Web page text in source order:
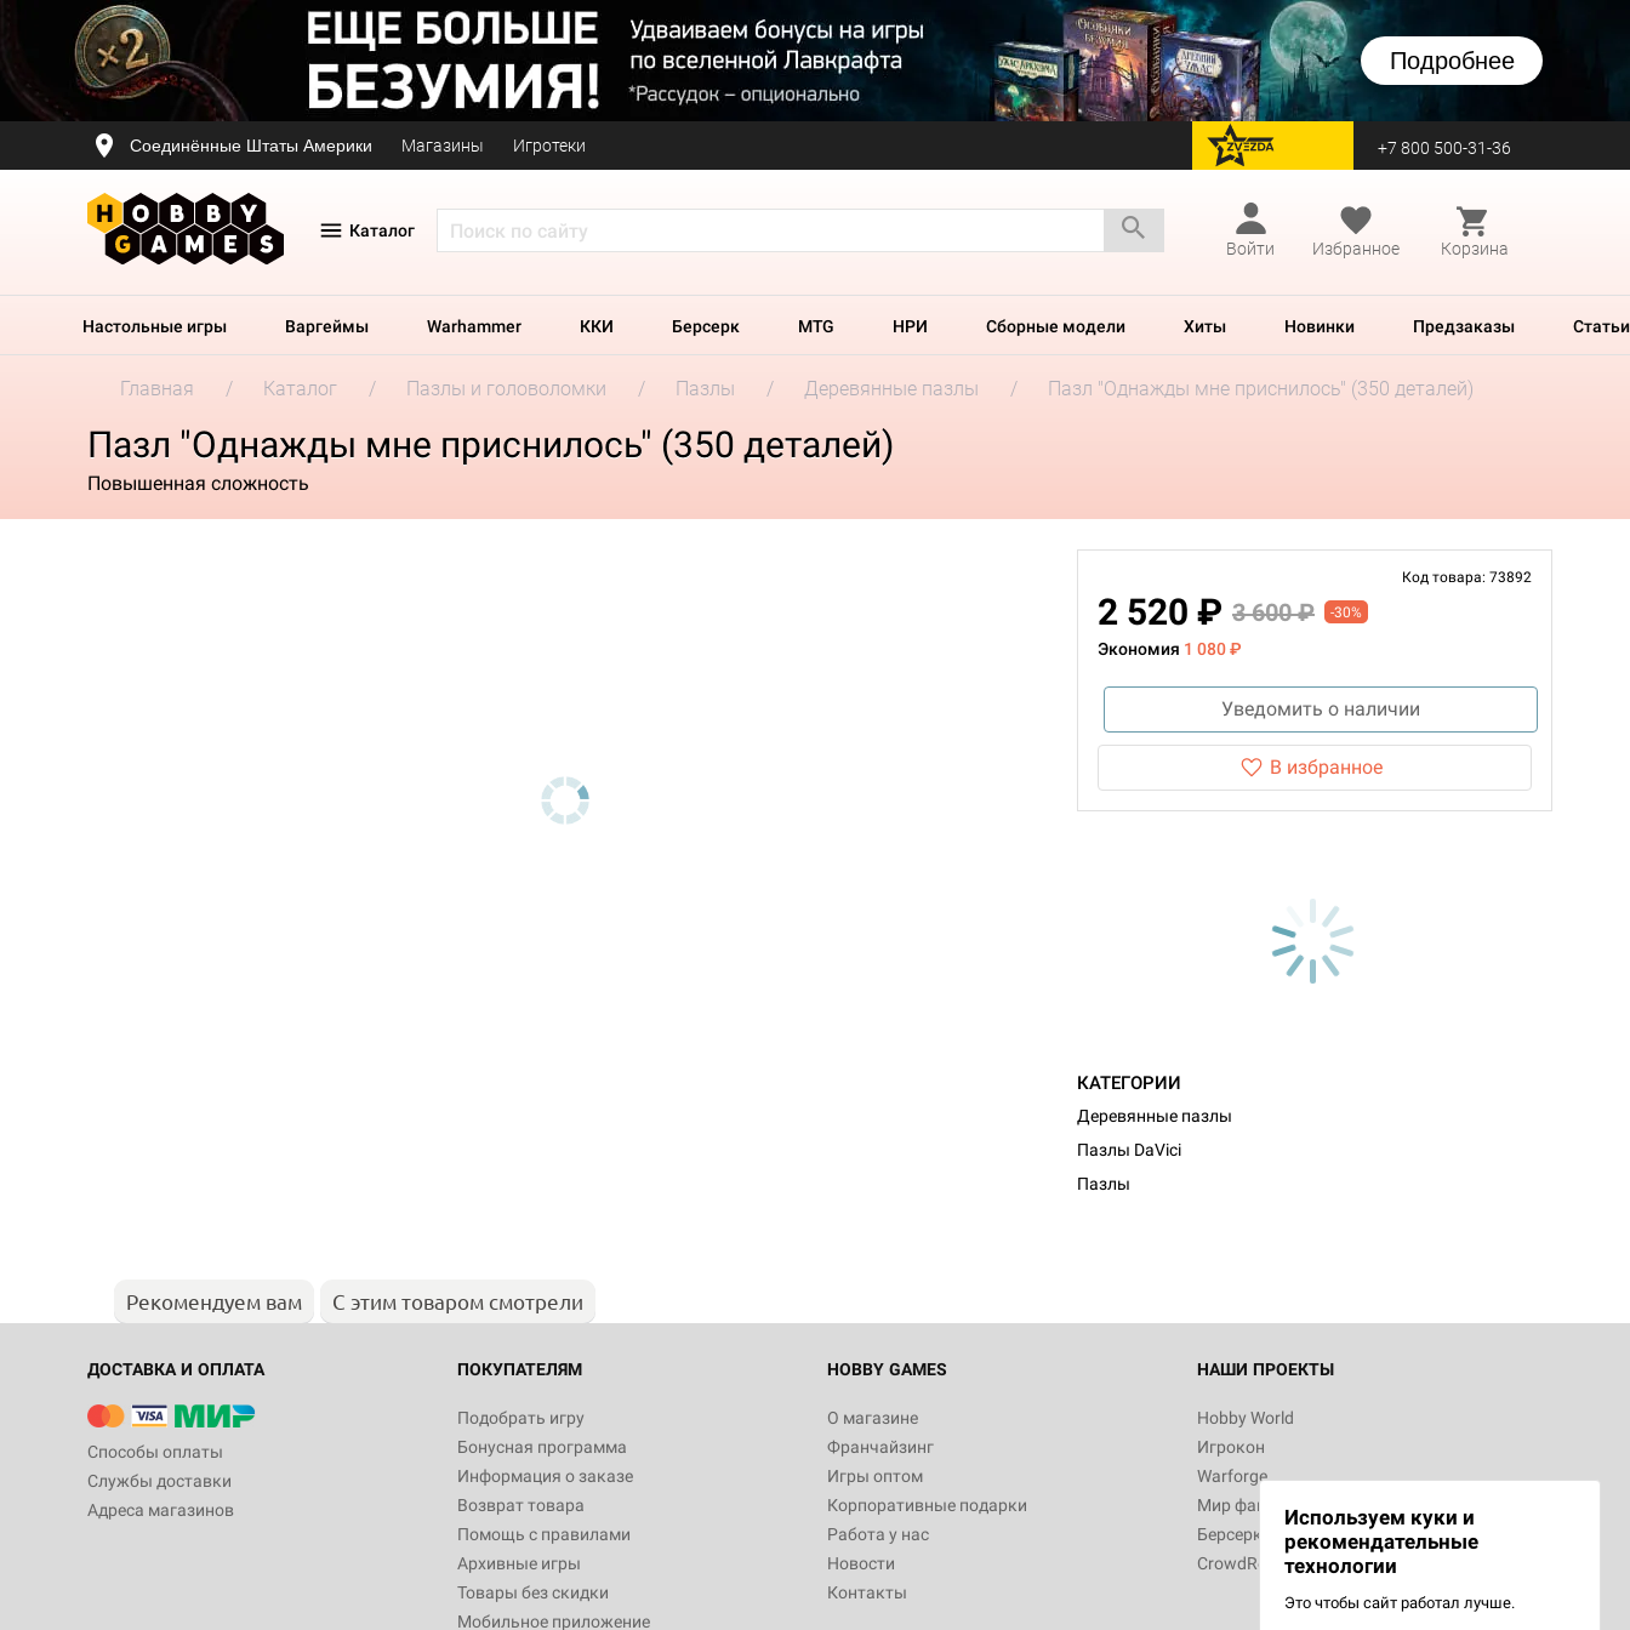
Подробнее
Соединённые Штаты Америки Магазины Игротеки перейти на Zvezda +7 800 500-31-36
Каталог
Войти
Избранное Корзина
Настольные игры Варгеймы Warhammer ККИ Берсерк MTG НРИ Сборные модели Хиты Новинки Предзаказы Статьи
Главная Каталог Пазлы и головоломки Пазлы Деревянные пазлы Пазл "Однажды мне приснилось" (350 деталей)
Пазл "Однажды мне приснилось" (350 деталей)
Повышенная сложность
Код товара: 73892
2 520 ₽ 3 600 ₽ -30%
Экономия 1 080 ₽
Уведомить о наличии
В избранное
КАТЕГОРИИ
Деревянные пазлы
Пазлы DaVici
Пазлы
Рекомендуем вам С этим товаром смотрели
ДОСТАВКА И ОПЛАТА
Способы оплаты
Службы доставки
Адреса магазинов
ПОКУПАТЕЛЯМ
Подобрать игру
Бонусная программа
Информация о заказе
Возврат товара
Помощь с правилами
Архивные игры
Товары без скидки
Мобильное приложение
HOBBY GAMES
О магазине
Франчайзинг
Игры оптом
Корпоративные подарки
Работа у нас
Новости
Контакты
НАШИ ПРОЕКТЫ
Hobby World
Игрокон
Warforge
Мир фантастики
Берсерк
CrowdRepublic
Используем куки и
рекомендательные
технологии
Это чтобы сайт работал лучше.